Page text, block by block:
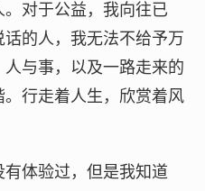
对于公益，我向往已
的人，我无法不给予万
与事，以及一路走来的
行走着人生，欣赏着风
体验过，但是我知道